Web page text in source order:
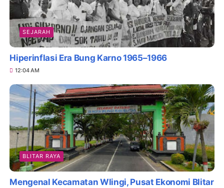
SEJARAH
Hiperinflasi Era Bung Karno 1965–1966
12:04 AM
BLITAR RAYA
Mengenal Kecamatan Wlingi, Pusat Ekonomi Blitar